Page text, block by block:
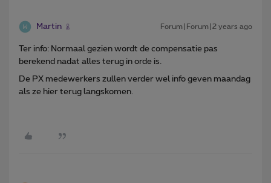
Martin Forum|Forum|2 years ago
Ter info: Normaal gezien wordt de compensatie pas
berekend nadat alles terug in orde is.
De PX medewerkers zullen verder wel info geven maandag
als ze hier terug langskomen.